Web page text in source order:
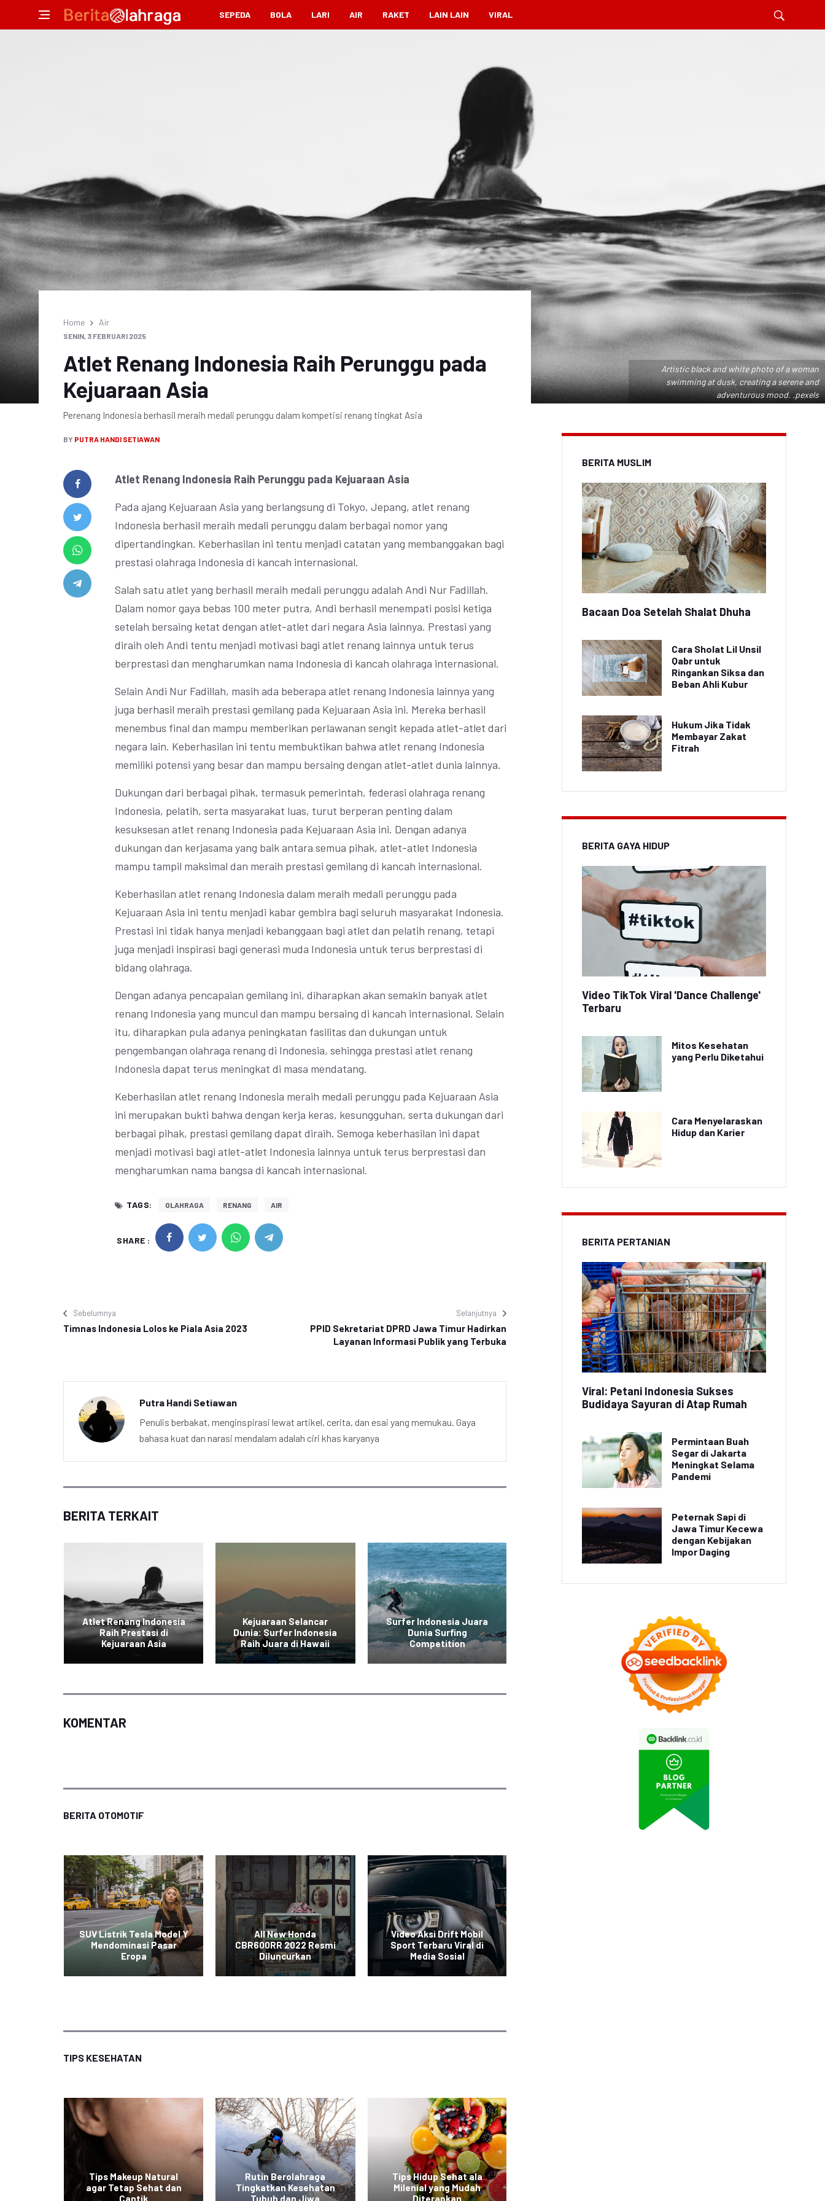
SEPEDA BOLA LARI AIR RAKET LAIN LAIN VIRAL
Artistic black and white photo of a woman
swimming at dusk, creating a serene and
adventurous mood. .pexels
Home Air
SENIN, 3 FEBRUARI 2025
Atlet Renang Indonesia Raih Perunggu pada
Kejuaraan Asia
Perenang Indonesia berhasil meraih medali perunggu dalam kompetisi renang tingkat Asia
BY PUTRA HANDI SETIAWAN
Atlet Renang Indonesia Raih Perunggu pada Kejuaraan Asia
Pada ajang Kejuaraan Asia yang berlangsung di Tokyo, Jepang, atlet renang
Indonesia berhasil meraih medali perunggu dalam berbagai nomor yang
dipertandingkan. Keberhasilan ini tentu menjadi catatan yang membanggakan bagi
prestasi olahraga Indonesia di kancah internasional.
Salah satu atlet yang berhasil meraih medali perunggu adalah Andi Nur Fadillah.
Dalam nomor gaya bebas 100 meter putra, Andi berhasil menempati posisi ketiga
setelah bersaing ketat dengan atlet-atlet dari negara Asia lainnya. Prestasi yang
diraih oleh Andi tentu menjadi motivasi bagi atlet renang lainnya untuk terus
berprestasi dan mengharumkan nama Indonesia di kancah olahraga internasional.
Selain Andi Nur Fadillah, masih ada beberapa atlet renang Indonesia lainnya yang
juga berhasil meraih prestasi gemilang pada Kejuaraan Asia ini. Mereka berhasil
menembus final dan mampu memberikan perlawanan sengit kepada atlet-atlet dari
negara lain. Keberhasilan ini tentu membuktikan bahwa atlet renang Indonesia
memiliki potensi yang besar dan mampu bersaing dengan atlet-atlet dunia lainnya.
Dukungan dari berbagai pihak, termasuk pemerintah, federasi olahraga renang
Indonesia, pelatih, serta masyarakat luas, turut berperan penting dalam
kesuksesan atlet renang Indonesia pada Kejuaraan Asia ini. Dengan adanya
dukungan dan kerjasama yang baik antara semua pihak, atlet-atlet Indonesia
mampu tampil maksimal dan meraih prestasi gemilang di kancah internasional.
Keberhasilan atlet renang Indonesia dalam meraih medali perunggu pada
Kejuaraan Asia ini tentu menjadi kabar gembira bagi seluruh masyarakat Indonesia.
Prestasi ini tidak hanya menjadi kebanggaan bagi atlet dan pelatih renang, tetapi
juga menjadi inspirasi bagi generasi muda Indonesia untuk terus berprestasi di
bidang olahraga.
Dengan adanya pencapaian gemilang ini, diharapkan akan semakin banyak atlet
renang Indonesia yang muncul dan mampu bersaing di kancah internasional. Selain
itu, diharapkan pula adanya peningkatan fasilitas dan dukungan untuk
pengembangan olahraga renang di Indonesia, sehingga prestasi atlet renang
Indonesia dapat terus meningkat di masa mendatang.
Keberhasilan atlet renang Indonesia meraih medali perunggu pada Kejuaraan Asia
ini merupakan bukti bahwa dengan kerja keras, kesungguhan, serta dukungan dari
berbagai pihak, prestasi gemilang dapat diraih. Semoga keberhasilan ini dapat
menjadi motivasi bagi atlet-atlet Indonesia lainnya untuk terus berprestasi dan
mengharumkan nama bangsa di kancah internasional.
TAGS: OLAHRAGA RENANG AIR
SHARE :
Sebelumnya
Timnas Indonesia Lolos ke Piala Asia 2023
Selanjutnya
PPID Sekretariat DPRD Jawa Timur Hadirkan
Layanan Informasi Publik yang Terbuka
Putra Handi Setiawan
Penulis berbakat, menginspirasi lewat artikel, cerita, dan esai yang memukau. Gaya
bahasa kuat dan narasi mendalam adalah ciri khas karyanya
BERITA TERKAIT
Atlet Renang Indonesia
Raih Prestasi di
Kejuaraan Asia
Kejuaraan Selancar
Dunia: Surfer Indonesia
Raih Juara di Hawaii
Surfer Indonesia Juara
Dunia Surfing
Competition
Kejuaraan Selancar
Dunia: Surfer Indonesia
Raih Juara di Hawaii
KOMENTAR
BERITA OTOMOTIF
SUV Listrik Tesla Model Y
Mendominasi Pasar
Eropa
All New Honda
CBR600RR 2022 Resmi
Diluncurkan
Video Aksi Drift Mobil
Sport Terbaru Viral di
Media Sosial
TIPS KESEHATAN
Tips Makeup Natural
agar Tetap Sehat dan
Cantik
Rutin Berolahraga
Tingkatkan Kesehatan
Tubuh dan Jiwa
Tips Hidup Sehat ala
Milenial yang Mudah
Diterapkan
BERITA MUSLIM
Bacaan Doa Setelah Shalat Dhuha
Cara Sholat Lil Unsil
Qabr untuk
Ringankan Siksa dan
Beban Ahli Kubur
Hukum Jika Tidak
Membayar Zakat
Fitrah
BERITA GAYA HIDUP
Video TikTok Viral 'Dance Challenge'
Terbaru
Mitos Kesehatan
yang Perlu Diketahui
Cara Menyelaraskan
Hidup dan Karier
BERITA PERTANIAN
Viral: Petani Indonesia Sukses
Budidaya Sayuran di Atap Rumah
Permintaan Buah
Segar di Jakarta
Meningkat Selama
Pandemi
Peternak Sapi di
Jawa Timur Kecewa
dengan Kebijakan
Impor Daging